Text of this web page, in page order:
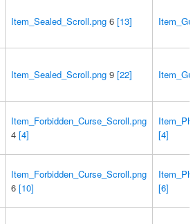
Item_Sealed_Scroll.png 6 [13]
Item_Sealed_Scroll.png 9 [22]
Item_Forbidden_Curse_Scroll.png
4 [4]
[4]
Item_Forbidden_Curse_Scroll.png
6 [10]
[6]